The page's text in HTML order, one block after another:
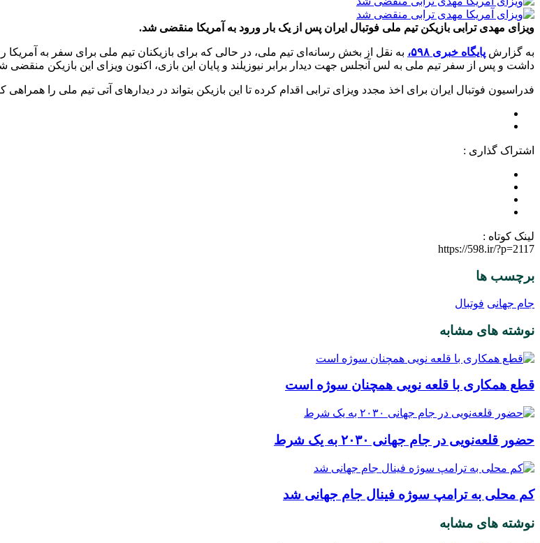
ویزای مهدی ترابی بازیکن تیم ملی فوتبال ایران پس از یک بار ورود به آمریکا منقضی شد.
به گزارش پایگاه خبری ۵۹۸،
به نقل از بخش رسانه‌ای تیم ملی، در حالی که برای بازیکنان تیم ملی برای سفر به آمریکا
داشت و پس از سفر تیم ملی به لس آنجلس جهت دیدار برابر نیوزیلند و پایان این بازی، اکنون ویزای این بازیکن
فدراسیون فوتبال ایران برای اخذ مجدد ویزای ترابی اقدام کرده تا این بازیکن بتواند در دیدارهای آتی تیم ملی را همراهی
اشتراک گذاری :
لینک کوتاه :
https://598.ir/?p=2117
برچسب ها
جام جهانی فوتبال
نوشته های مشابه
قطع همکاری با قلعه نویی همچنان سوژه است
حضور قلعه‌نویی در جام جهانی ۲۰۳۰ به یک شرط
کم محلی به ترامپ سوژه فینال جام جهانی شد
نوشته های مشابه